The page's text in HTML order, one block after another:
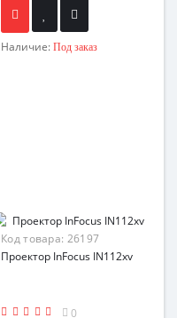
Наличие: Под заказ
Код товара: 26197
Проектор InFocus IN112xv
0